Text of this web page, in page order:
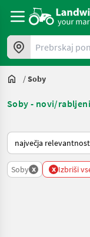
Prebrskaj ponudbe
/Soby
Soby - novi/
Tako je razvrščeno
Soby x x Izbriši